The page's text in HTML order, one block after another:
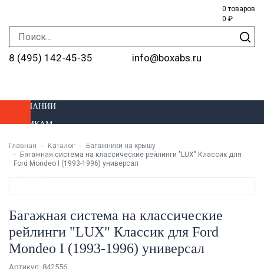
0 товаров
0 ₽
8 (495) 142-45-35 info@boxabs.ru
О КОМПАНИИ
ОПТОВИКАМ
ДОСТАВКА И ОПЛАТА
УСТАНОВКА
МАГАЗИНЫ
Главная Каталог
Багажники на крышу
Багажная система на классические рейлинги "LUX" Классик для
Ford Mondeo I (1993-1996) универсал
Багажная система на классические
рейлинги "LUX" Классик для Ford
Mondeo I (1993-1996) универсал
Артикул: 842556